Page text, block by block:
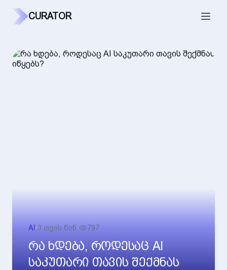
CURATOR
AI •3 თვის წინ• 797
რა ხდება, როდესაც AI
საკუთარი თავის შექმნას